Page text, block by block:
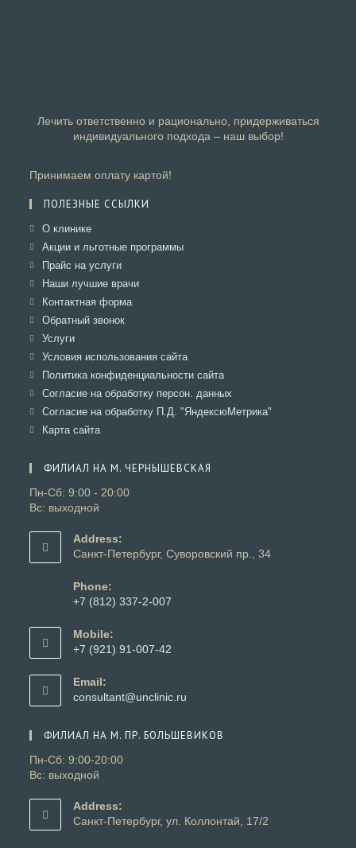
Лечить ответственно и рационально, придерживаться
индивидуального подхода – наш выбор!
Принимаем оплату картой!
ПОЛЕЗНЫЕ ССЫЛКИ
О клиникеОткроется
в
вкладке
Акции и льготные программыОткроется
Прайс на услугиОткроется
в
вкладке
Наши лучшие врачиОткроется
Контактная формаОткроется
Обратный звонокОткроется
вкладке
УслугиОткроется
в
вкладке
Условия использования сайтаОткроется
в
вкладке
Политика конфиденциальности сайтаОткроется
в
новой
вкладке
Согласие на обработку персон. данных
в
Согласие на обработку П.Д. "ЯндексюМетрика"
Карта сайтаОткроется
вкладке
ФИЛИАЛ НА М. ЧЕРНЫШЕВСКАЯ
Пн-Сб: 9:00 - 20:00
Вс: выходной
Address:
Санкт-Петербург, Суворовский пр., 34
Phone:
+7 (812) 337-2-007
в
вашем
Mobile:
+7 (921) 91-007-42
в
вашем
Email:
consultant@unclinic.ru
приложении
ФИЛИАЛ НА М. ПР. БОЛЬШЕВИКОВ
Пн-Сб: 9:00-20:00
Вс: выходной
Address:
Санкт-Петербург, ул. Коллонтай, 17/2